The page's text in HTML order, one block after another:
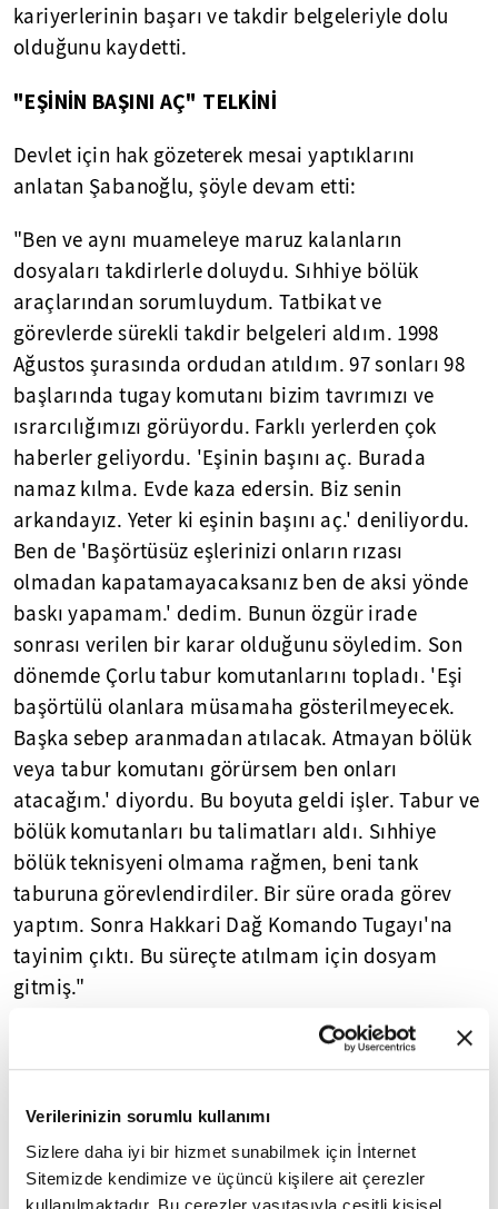
Verilerinizin sorumlu kullanımı
Sizlere daha iyi bir hizmet sunabilmek için İnternet
Sitemizde kendimize ve üçüncü kişilere ait çerezler
kullanılmaktadır. Bu çerezler vasıtasıyla çeşitli kişisel
kariyerlerinin başarı ve takdir belgeleriyle dolu
olduğunu kaydetti.
"EŞİNİN BAŞINI AÇ" TELKİNİ
Devlet için hak gözeterek mesai yaptıklarını
anlatan Şabanoğlu, şöyle devam etti:
"Ben ve aynı muameleye maruz kalanların
dosyaları takdirlerle doluydu. Sıhhiye bölük
araçlarından sorumluydum. Tatbikat ve
görevlerde sürekli takdir belgeleri aldım. 1998
Ağustos şurasında ordudan atıldım. 97 sonları 98
başlarında tugay komutanı bizim tavrımızı ve
ısrarcılığımızı görüyordu. Farklı yerlerden çok
haberler geliyordu. 'Eşinin başını aç. Burada
namaz kılma. Evde kaza edersin. Biz senin
arkandayız. Yeter ki eşinin başını aç.' deniliyordu.
Ben de 'Başörtüsüz eşlerinizi onların rızası
olmadan kapatamayacaksanız ben de aksi yönde
baskı yapamam.' dedim. Bunun özgür irade
sonrası verilen bir karar olduğunu söyledim. Son
dönemde Çorlu tabur komutanlarını topladı. 'Eşi
başörtülü olanlara müsamaha gösterilmeyecek.
Başka sebep aranmadan atılacak. Atmayan bölük
veya tabur komutanı görürsem ben onları
atacağım.' diyordu. Bu boyuta geldi işler. Tabur ve
bölük komutanları bu talimatları aldı. Sıhhiye
bölük teknisyeni olmama rağmen, beni tank
taburuna görevlendirdiler. Bir süre orada görev
yaptım. Sonra Hakkari Dağ Komando Tugayı'na
tayinim çıktı. Bu süreçte atılmam için dosyam
gitmiş."
Şabanoğlu, Hakkari'deki görevinde bağlı çalıştığı
tugay komutanından herkesin çekindiğini
belirterek, "Tugaydaki caminin içindeki minareyi
bütün kitapları toplatmış. Sadece namaz
vakitlerinde cami 15 dakika kadar açılıyordu.